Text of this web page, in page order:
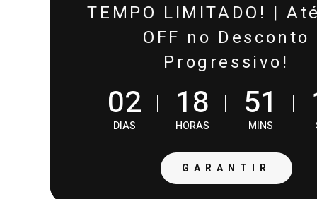
TEMPO LIMITADO! |
OFF no Desconto
Progressivo!
02
DIAS
18
HORAS
51
MINS
GARANTIR